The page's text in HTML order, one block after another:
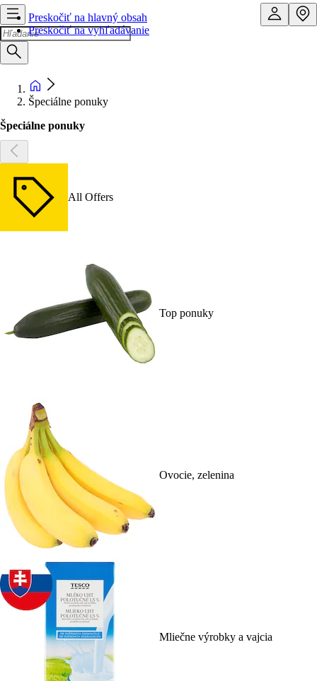
Preskočiť na hlavný obsah
Preskočiť na vyhľadávanie
Špeciálne ponuky
Špeciálne ponuky
All Offers
Top ponuky
Ovocie, zelenina
Mliečne výrobky a vajcia